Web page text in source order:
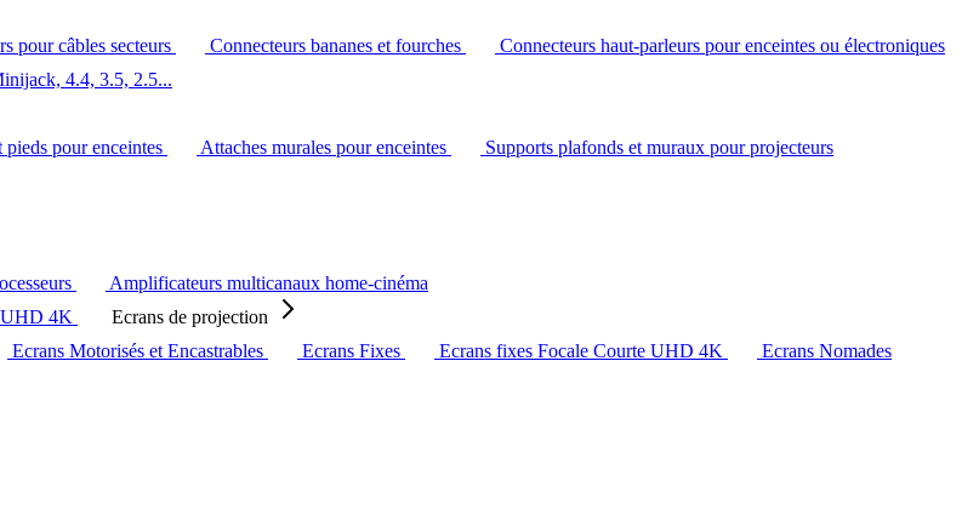
pour câbles secteurs Connecteurs bananes et fourches
Connecteurs haut-parleurs pour enceintes ou électroniques
4.4, 3.5, 2.5...
pieds pour enceintes Attaches murales pour enceintes
Supports plafonds et muraux pour projecteurs
Amplificateurs multicanaux home-cinéma
4K
Ecrans de projection
Ecrans Motorisés et Encastrables Ecrans Fixes Ecrans fixes Focale Courte UHD 4K
Ecrans Nomades